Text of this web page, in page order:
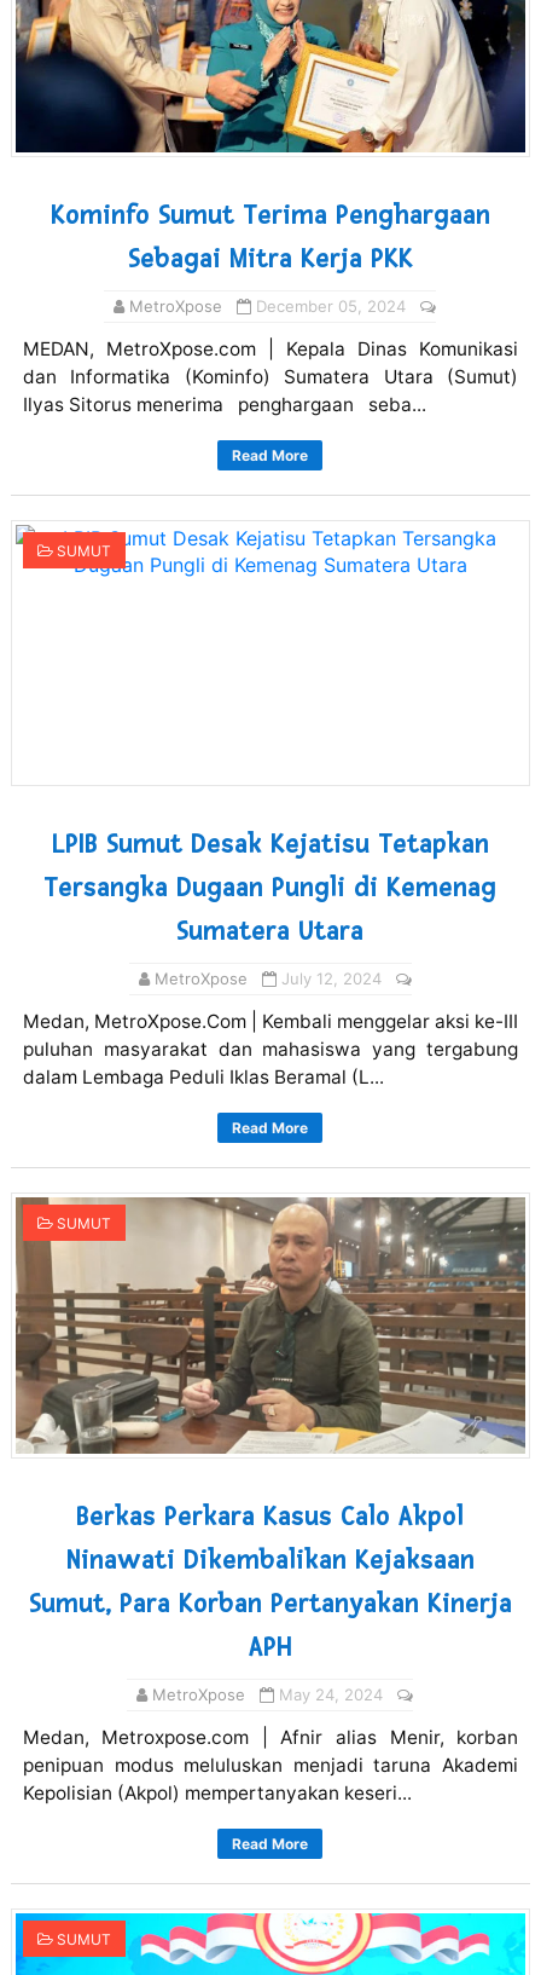
Kominfo Sumut Terima Penghargaan
Sebagai Mitra Kerja PKK
MetroXpose December 05, 2024
MEDAN, MetroXpose.com | Kepala Dinas Komunikasi
dan Informatika (Kominfo) Sumatera Utara (Sumut)
Ilyas Sitorus menerima penghargaan seba...
Read More
SUMUT
LPIB Sumut Desak Kejatisu Tetapkan
Tersangka Dugaan Pungli di Kemenag
Sumatera Utara
MetroXpose July 12, 2024
Medan, MetroXpose.Com | Kembali menggelar aksi ke-III
puluhan masyarakat dan mahasiswa yang tergabung
dalam Lembaga Peduli Iklas Beramal (L...
Read More
SUMUT
Berkas Perkara Kasus Calo Akpol
Ninawati Dikembalikan Kejaksaan
Sumut, Para Korban Pertanyakan Kinerja
APH
MetroXpose May 24, 2024
Medan, Metroxpose.com | Afnir alias Menir, korban
penipuan modus meluluskan menjadi taruna Akademi
Kepolisian (Akpol) mempertanyakan keseri...
Read More
SUMUT